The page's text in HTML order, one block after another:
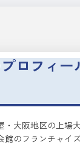
プロフィー
大阪地区の上場
のフランチャイ